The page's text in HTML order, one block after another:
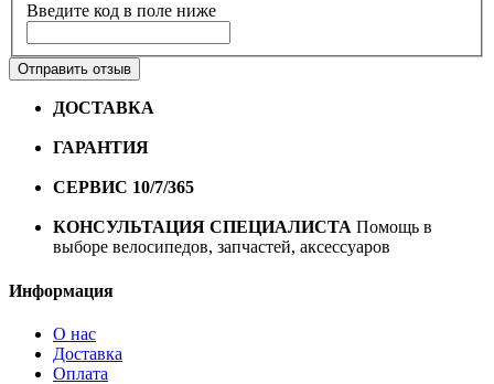
Введите код в поле ниже
Отправить отзыв
ДОСТАВКА
ГАРАНТИЯ
СЕРВИС 10/7/365
КОНСУЛЬТАЦИЯ СПЕЦИАЛИСТА Помощь в
выборе велосипедов, запчастей, аксессуаров
Информация
О нас
Доставка
Оплата